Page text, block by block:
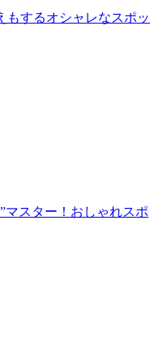
もするオシャレなスポッ
マスター！おしゃれスポ